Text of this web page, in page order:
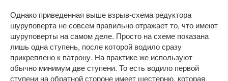
Однако приведенная выше взрыв-схема редуктора
шуруповерта не совсем правильно отражает то, что имеют
шуруповерты на самом деле. Просто на схеме показана
лишь одна ступень, после которой водило сразу
прикреплено к патрону. На практике же используют
обычно минимум две ступени. То есть водило первой
ступени на обратной стороне имеет шестерню, которая